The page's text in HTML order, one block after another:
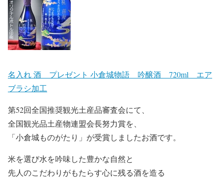
名入れ 酒 プレゼント 小倉城物語 吟醸酒 720ml エア
ブラシ加工
第52回全国推奨観光土産品審査会にて、
全国観光品土産物連盟会長努力賞を、
「小倉城ものがたり」が受賞しましたお酒です。
米を選び水を吟味した豊かな自然と
先人のこだわりがもたらす心に残る酒を造る